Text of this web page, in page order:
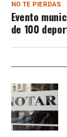
NO TE PIERDAS
Evento
de 100